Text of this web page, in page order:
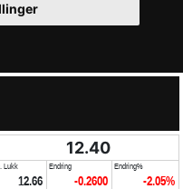
12.40
Lukk
12.66
Endring
-0.2600
Endring%
-2.05%